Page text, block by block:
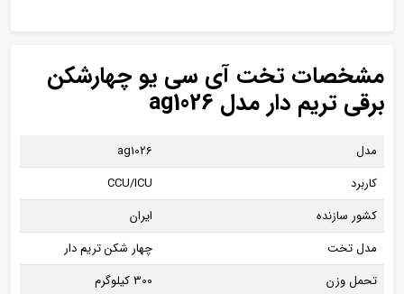
مشخصات تخت آی سی یو چهارشکن
برقی تریم دار مدل ag1026
مدل
ag1026
کاربرد
CCU/ICU
کشور سازنده
ایران
مدل تخت
چهار شکن تریم دار
تحمل وزن
300 کیلوگرم